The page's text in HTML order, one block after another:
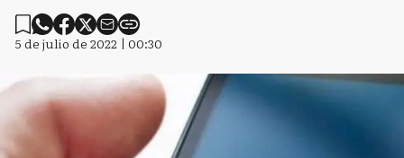
5 de julio de 2022 | 00:30